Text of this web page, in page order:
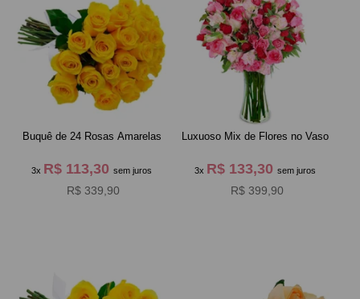
Buquê de 24 Rosas Amarelas
3x R$ 113,30sem juros
R$ 339,90
Luxuoso Mix de Flores no Vaso
3x R$ 133,30sem juros
R$ 399,90